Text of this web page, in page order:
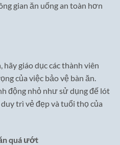
gian ăn uống an toàn hơn
giáo dục các thành viên
của việc bảo vệ bàn ăn.
động nhỏ như sử dụng đế lót
trì vẻ đẹp và tuổi thọ của
quá ướt